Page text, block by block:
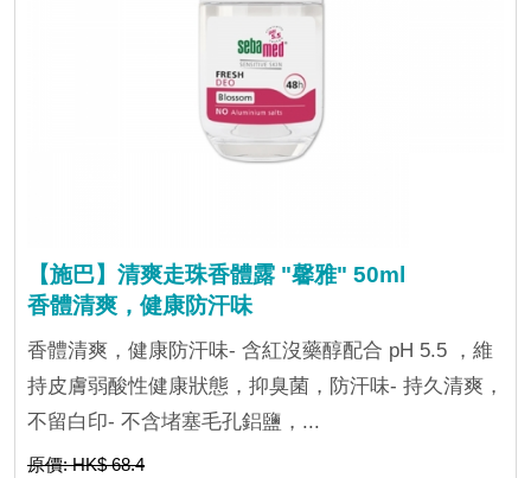
【施巴】清爽走珠香體露 "馨雅" 50ml
香體清爽，健康防汗味
香體清爽，健康防汗味- 含紅沒藥醇配合 pH 5.5 ，維
持皮膚弱酸性健康狀態，抑臭菌，防汗味- 持久清爽，
不留白印- 不含堵塞毛孔鋁鹽，...
原價: HK$ 68.4